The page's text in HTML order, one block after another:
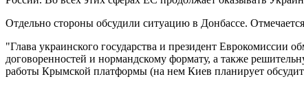
Отдельно стороны обсудили ситуацию в Донбассе.
"Глава украинского государства и президент
договоренностей и нормандскому формату, а также
работы Крымской платформы (на нем Киев планирует